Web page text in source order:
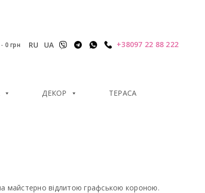
- 0 грн RU UA +38097 22 88 222
ДЕКОР ТЕРАСА
майстерно відлитою графською короною.